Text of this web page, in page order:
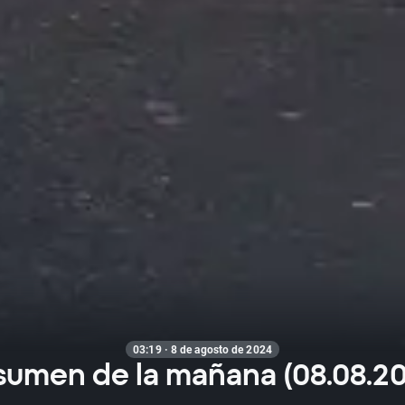
03:19 · 8 de agosto de 2024
de la mañana